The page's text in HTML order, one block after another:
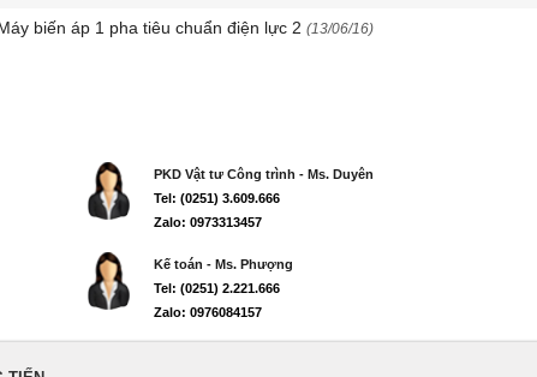
biến áp 1 pha tiêu chuẩn điện lực 2 (13/06/16)
PKD Vật tư Công trình - Ms. Duyên
Tel: (0251) 3.609.666
Zalo: 0973313457
Kế toán - Ms. Phượng
Tel: (0251) 2.221.666
Zalo: 0976084157